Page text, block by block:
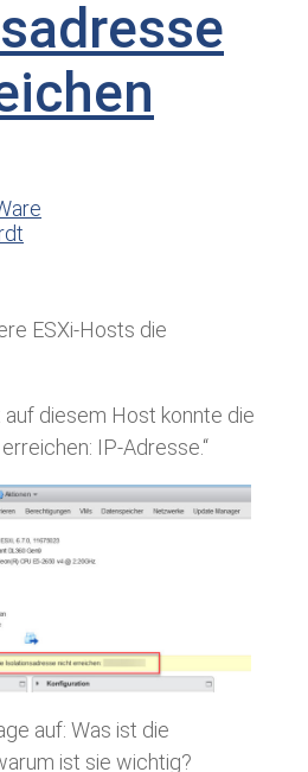
ESXi-Hosts die
auf diesem Host konnte die
IP-Adresse.“
auf: Was ist die
ist sie wichtig?